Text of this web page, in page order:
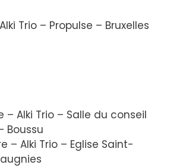
Trio – Propulse – Bruxelles
– Alki Trio – Salle du conseil
Boussu
– Alki Trio – Eglise Saint-